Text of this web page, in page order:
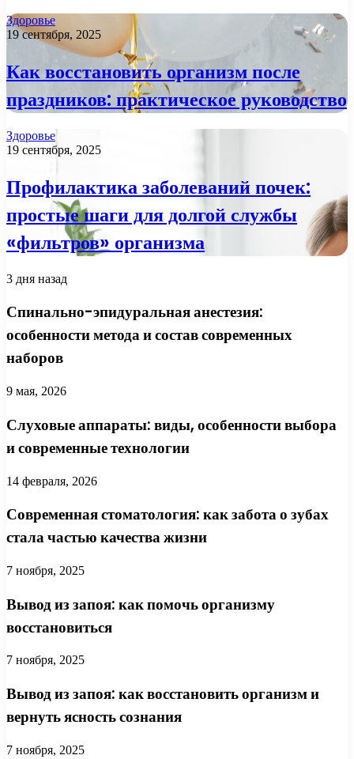
Здоровье
19 сентября, 2025
Как восстановить организм после
праздников: практическое руководство
Здоровье
19 сентября, 2025
Профилактика заболеваний почек:
простые шаги для долгой службы
«фильтров» организма
3 дня назад
Спинально-эпидуральная анестезия:
особенности метода и состав современных
наборов
9 мая, 2026
Слуховые аппараты: виды, особенности выбора
и современные технологии
14 февраля, 2026
Современная стоматология: как забота о зубах
стала частью качества жизни
7 ноября, 2025
Вывод из запоя: как помочь организму
восстановиться
7 ноября, 2025
Вывод из запоя: как восстановить организм и
вернуть ясность сознания
7 ноября, 2025